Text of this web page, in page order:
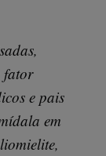
fator
e pais
em